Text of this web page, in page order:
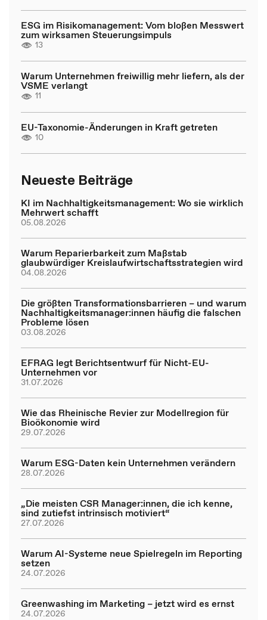
ESG im Risikomanagement: Vom bloßen Messwert
zum wirksamen Steuerungsimpuls
13
Warum Unternehmen freiwillig mehr liefern, als der
VSME verlangt
11
EU-Taxonomie-Änderungen in Kraft getreten
10
Neueste Beiträge
KI im Nachhaltigkeitsmanagement: Wo sie wirklich
Mehrwert schafft
05.08.2026
Warum Reparierbarkeit zum Maßstab
glaubwürdiger Kreislaufwirtschaftsstrategien wird
04.08.2026
Die größten Transformationsbarrieren – und warum
Nachhaltigkeitsmanager:innen häufig die falschen
Probleme lösen
03.08.2026
EFRAG legt Berichtsentwurf für Nicht-EU-
Unternehmen vor
31.07.2026
Wie das Rheinische Revier zur Modellregion für
Bioökonomie wird
29.07.2026
Warum ESG-Daten kein Unternehmen verändern
28.07.2026
„Die meisten CSR Manager:innen, die ich kenne,
sind zutiefst intrinsisch motiviert“
27.07.2026
Warum AI-Systeme neue Spielregeln im Reporting
setzen
24.07.2026
Greenwashing im Marketing – jetzt wird es ernst
24.07.2026